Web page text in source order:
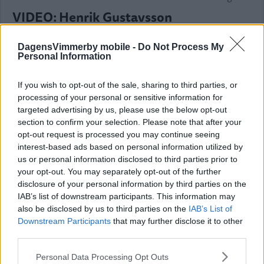
DagensVimmerby mobile - Do Not Process My
Personal Information
If you wish to opt-out of the sale, sharing to third parties, or
processing of your personal or sensitive information for
targeted advertising by us, please use the below opt-out
section to confirm your selection. Please note that after your
opt-out request is processed you may continue seeing
interest-based ads based on personal information utilized by
us or personal information disclosed to third parties prior to
your opt-out. You may separately opt-out of the further
disclosure of your personal information by third parties on the
IAB’s list of downstream participants. This information may
also be disclosed by us to third parties on the IAB’s List of
Downstream Participants that may further disclose it to other
Please note that this website/app uses one or more Google
Personal Data Processing Opt Outs
VIDEO: Henrik Gustavsson
MOTOR 07 augusti 2026 20.11
Annons:
RALLY-SM
TÄVLINGEN FÖRSENAD – ÅSKÅDARE
TILL SJUKHUS
MOTOR 07 augusti 2026 18.41